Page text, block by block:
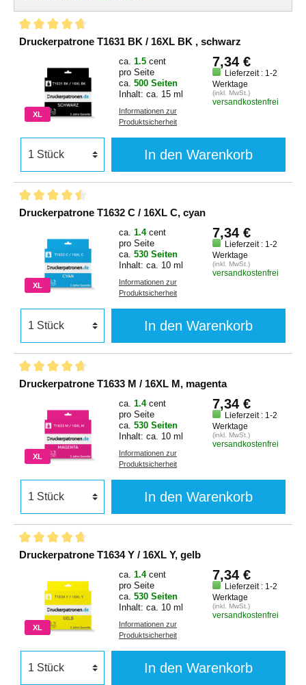
Druckerpatrone T1631 BK / 16XL BK , schwarz
XL
ca. 1.5 cent
pro Seite
ca. 500 Seiten
Inhalt: ca. 15 ml
Informationen zur
Produktsicherheit
7,34 €
Lieferzeit : 1-2
Werktage
(inkl. MwSt.)
versandkostenfrei
In den Warenkorb
Druckerpatrone T1632 C / 16XL C, cyan
XL
ca. 1.4 cent
pro Seite
ca. 530 Seiten
Inhalt: ca. 10 ml
Informationen zur
Produktsicherheit
7,34 €
Lieferzeit : 1-2
Werktage
(inkl. MwSt.)
versandkostenfrei
In den Warenkorb
Druckerpatrone T1633 M / 16XL M, magenta
XL
ca. 1.4 cent
pro Seite
ca. 530 Seiten
Inhalt: ca. 10 ml
Informationen zur
Produktsicherheit
7,34 €
Lieferzeit : 1-2
Werktage
(inkl. MwSt.)
versandkostenfrei
In den Warenkorb
Druckerpatrone T1634 Y / 16XL Y, gelb
XL
ca. 1.4 cent
pro Seite
ca. 530 Seiten
Inhalt: ca. 10 ml
Informationen zur
Produktsicherheit
7,34 €
Lieferzeit : 1-2
Werktage
(inkl. MwSt.)
versandkostenfrei
In den Warenkorb